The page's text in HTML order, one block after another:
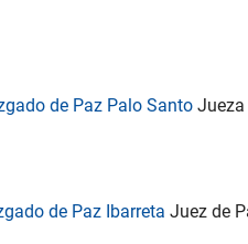
de Paz Palo Santo Jueza
de Paz Ibarreta Juez de